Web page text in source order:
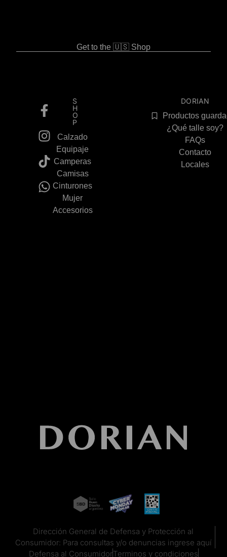
Get to the 🇺🇸 Shop
S
H
O
P
Calzado
Equipaje
Camperas
Camisas
Cinturones
Mujer
Accesorios
DORIAN
Productos
¿Qué talle soy?
FAQs
Contacto
Locales
Dirección General de Defensa y Protección al
Consumidor: Para consultas y/o denuncias ingrese aquí
Defensa al ConsumidorTerminos y condiciones